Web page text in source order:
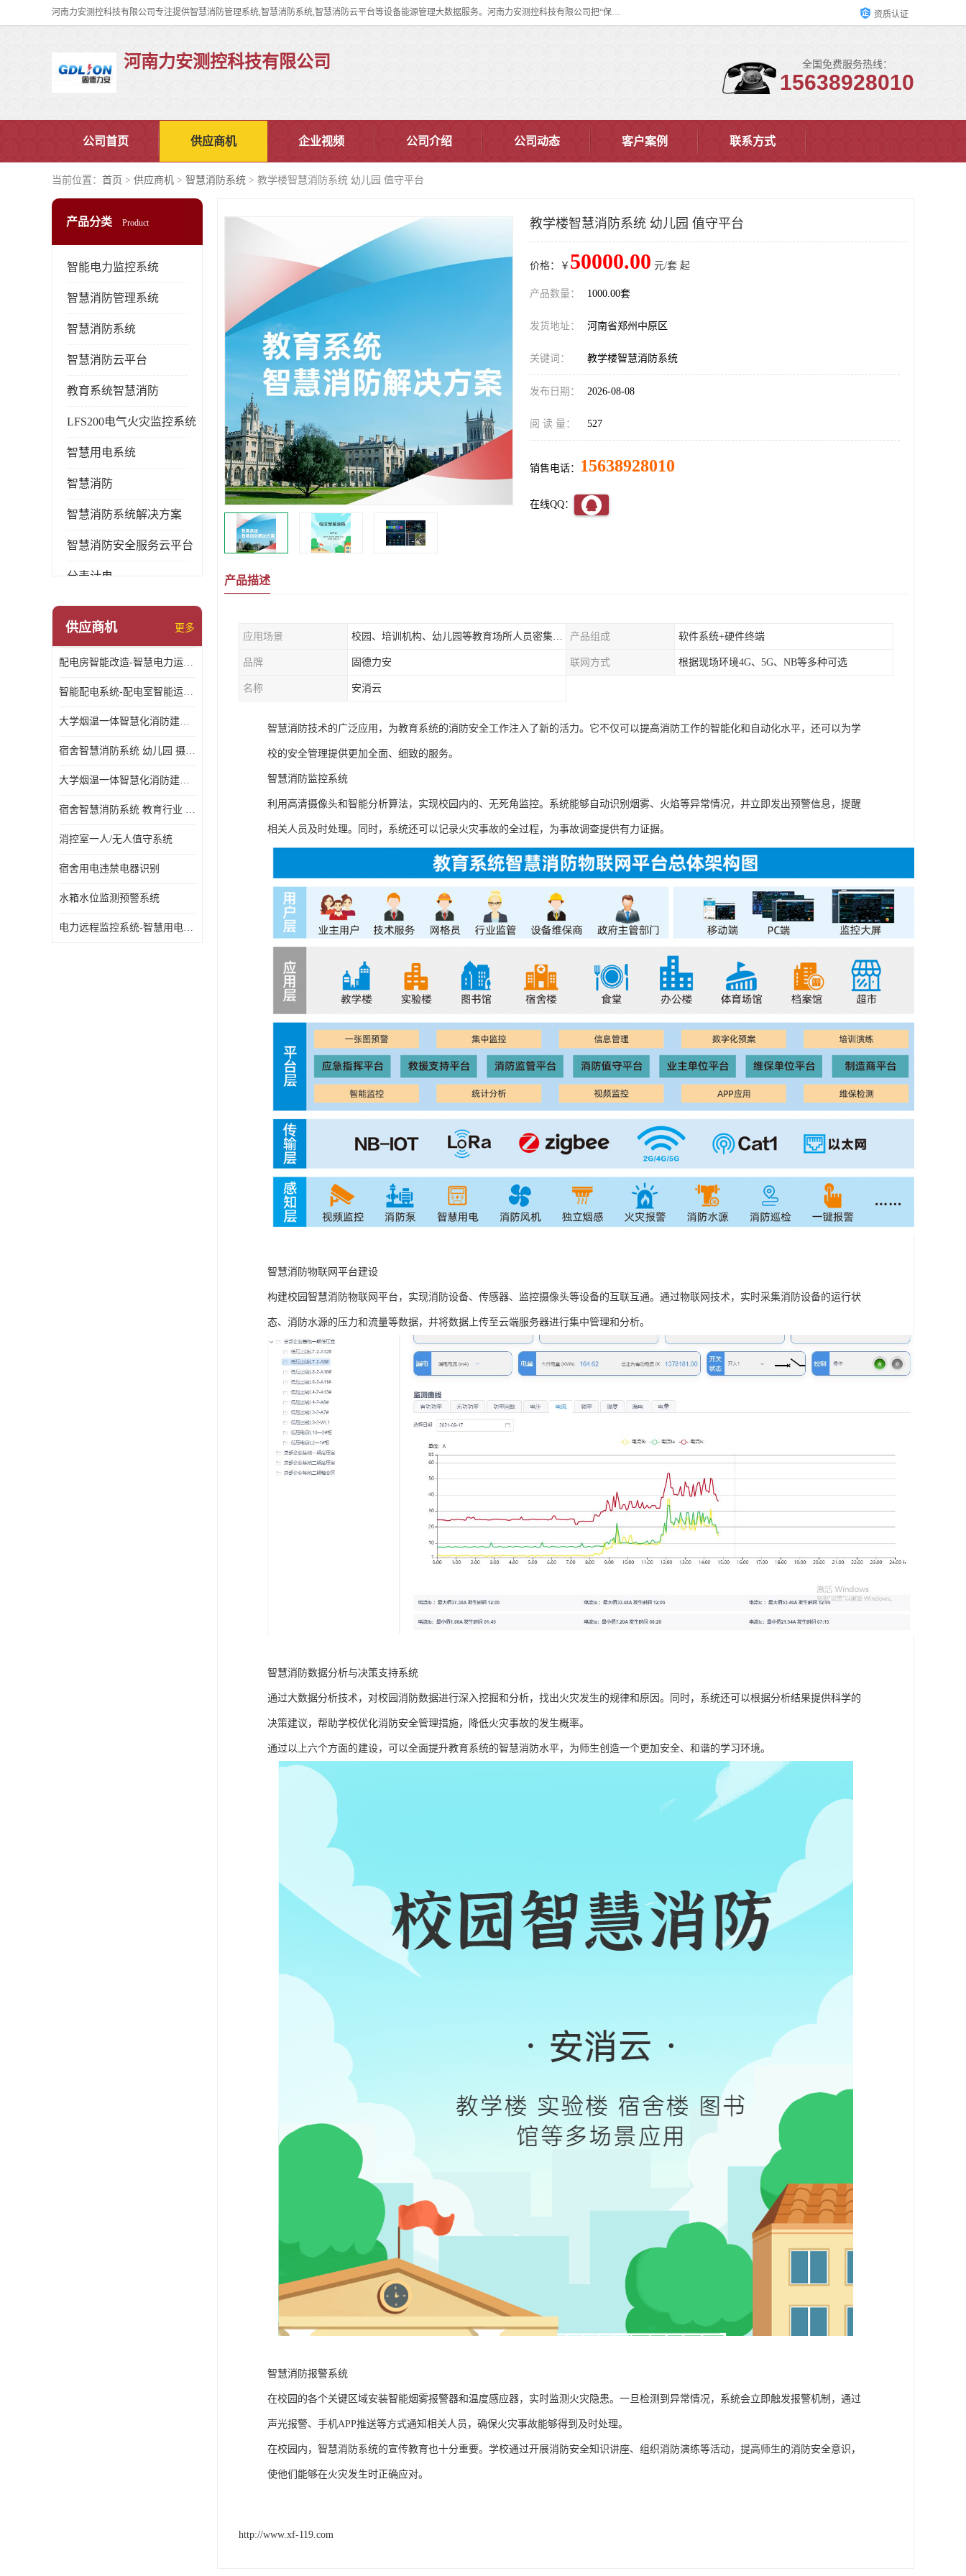
河南力安测控科技有限公司专注提供智慧消防管理系统,智慧消防系统,智慧消防云平台等设备能源管理大数据服务。河南力安测控科技有限公司把“保障设备运行安全可控,让设备管理变得简单”确定为力安的历史使命。 资质认证
河南力安测控科技有限公司 全国免费服务热线：
15638928010
公司首页 供应商机 企业视频 公司介绍 公司动态 客户案例 联系方式
当前位置： 首页 > 供应商机 > 智慧消防系统 > 教学楼智慧消防系统 幼儿园 值守平台
产品分类 Product
智能电力监控系统
智慧消防管理系统
智慧消防系统
智慧消防云平台
教育系统智慧消防
LFS200电气火灾监控系统
智慧用电系统
智慧消防
智慧消防系统解决方案
智慧消防安全服务云平台
分表计电
环保用电监管系统
供应商机 更多
配电房智能改造-智慧电力运维云平台
智能配电系统-配电室智能运维监控系统-智能化配电系统平台厂家
大学烟温一体智慧化消防建设 大学校园 消防数字化
宿舍智慧消防系统 幼儿园 摄像头升级
大学烟温一体智慧化消防建设 培训机构 数字化
宿舍智慧消防系统 教育行业 摄像头升级
消控室一人/无人值守系统
宿舍用电违禁电器识别
水箱水位监测预警系统
电力远程监控系统-智慧用电安全监控管理系统
教学楼智慧消防系统 幼儿园 值守平台
价格：￥ 50000.00 元/套 起
产品数量： 1000.00套
发货地址： 河南省郑州中原区
关键词： 教学楼智慧消防系统
发布日期： 2026-08-08
阅 读 量： 527
销售电话： 15638928010
在线QQ：
产品描述
应用场景 校园、培训机构、幼儿园等教育场所人员密集场所消防安全监控管理系统 产品组成 软件系统+硬件终端
品牌 固德力安 联网方式 根据现场环境4G、5G、NB等多种可选
名称 安消云
智慧消防技术的广泛应用，为教育系统的消防安全工作注入了新的活力。它不仅可以提高消防工作的智能化和自动化水平，还可以为学
校的安全管理提供更加全面、细致的服务。
智慧消防监控系统
利用高清摄像头和智能分析算法，实现校园内的、无死角监控。系统能够自动识别烟雾、火焰等异常情况，并立即发出预警信息，提醒
相关人员及时处理。同时，系统还可以记录火灾事故的全过程，为事故调查提供有力证据。
智慧消防物联网平台建设
构建校园智慧消防物联网平台，实现消防设备、传感器、监控摄像头等设备的互联互通。通过物联网技术，实时采集消防设备的运行状
态、消防水源的压力和流量等数据，并将数据上传至云端服务器进行集中管理和分析。
智慧消防数据分析与决策支持系统
通过大数据分析技术，对校园消防数据进行深入挖掘和分析，找出火灾发生的规律和原因。同时，系统还可以根据分析结果提供科学的
决策建议，帮助学校优化消防安全管理措施，降低火灾事故的发生概率。
通过以上六个方面的建设，可以全面提升教育系统的智慧消防水平，为师生创造一个更加安全、和谐的学习环境。
智慧消防报警系统
在校园的各个关键区域安装智能烟雾报警器和温度感应器，实时监测火灾隐患。一旦检测到异常情况，系统会立即触发报警机制，通过
声光报警、手机APP推送等方式通知相关人员，确保火灾事故能够得到及时处理。
在校园内，智慧消防系统的宣传教育也十分重要。学校通过开展消防安全知识讲座、组织消防演练等活动，提高师生的消防安全意识，
使他们能够在火灾发生时正确应对。
http://www.xf-119.com